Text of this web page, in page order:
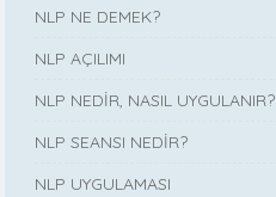
NLP NE DEMEK?
NLP AÇILIMI
NLP NEDİR, NASIL UYGULANIR?
NLP SEANSI NEDİR?
NLP UYGULAMASI